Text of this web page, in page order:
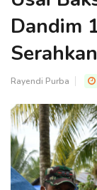
Dandim
Rayendi Purba